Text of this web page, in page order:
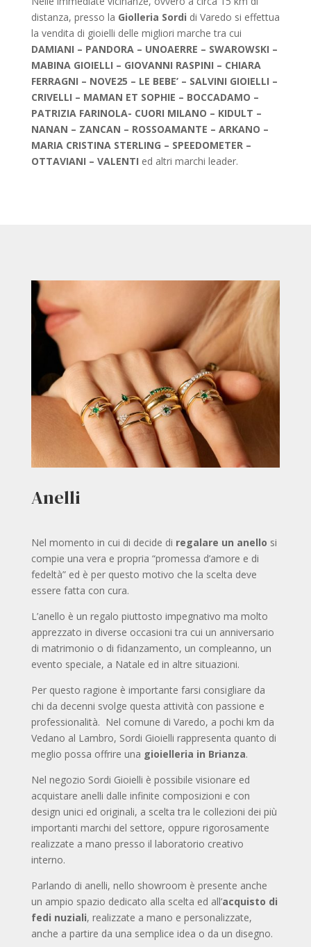
distanza, presso la Giolleria Sordi di Varedo si effettua
la vendita di gioielli delle migliori marche tra cui
DAMIANI – PANDORA – UNOAERRE – SWAROWSKI –
MABINA GIOIELLI – GIOVANNI RASPINI – CHIARA
FERRAGNI – NOVE25 – LE BEBE’ – SALVINI GIOIELLI –
CRIVELLI – MAMAN ET SOPHIE – BOCCADAMO –
PATRIZIA FARINOLA- CUORI MILANO – KIDULT –
NANAN – ZANCAN – ROSSOAMANTE – ARKANO –
MARIA CRISTINA STERLING – SPEEDOMETER –
OTTAVIANI – VALENTI ed altri marchi leader.
Anelli
Nel momento in cui di decide di regalare un anello si
compie una vera e propria “promessa d’amore e di
fedeltà” ed è per questo motivo che la scelta deve
essere fatta con cura.
L’anello è un regalo piuttosto impegnativo ma molto
apprezzato in diverse occasioni tra cui un anniversario
di matrimonio o di fidanzamento, un compleanno, un
evento speciale, a Natale ed in altre situazioni.
Per questo ragione è importante farsi consigliare da
chi da decenni svolge questa attività con passione e
professionalità. Nel comune di Varedo, a pochi km da
Vedano al Lambro, Sordi Gioielli rappresenta quanto di
meglio possa offrire una gioielleria in Brianza.
Nel negozio Sordi Gioielli è possibile visionare ed
acquistare anelli dalle infinite composizioni e con
design unici ed originali, a scelta tra le collezioni dei più
importanti marchi del settore, oppure rigorosamente
realizzate a mano presso il laboratorio creativo
interno.
Parlando di anelli, nello showroom è presente anche
un ampio spazio dedicato alla scelta ed all’acquisto di
fedi nuziali, realizzate a mano e personalizzate,
anche a partire da una semplice idea o da un disegno.